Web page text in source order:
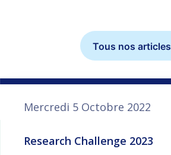
Tous nos articles
Mercredi 5 Octobre 2022
Research Challenge 2023